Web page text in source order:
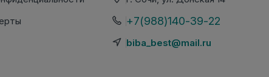
+7(988)140-39-22
biba_best@mail.ru